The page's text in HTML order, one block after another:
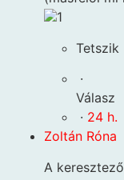
1
Tetszik
·
Válasz
· 24 h.
Zoltán Róna
A